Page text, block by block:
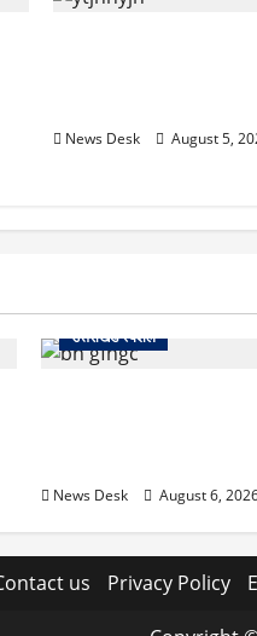
News Desk August 5,
उत्तराखंड स्पेशल
News Desk August 6,
us Privacy Policy